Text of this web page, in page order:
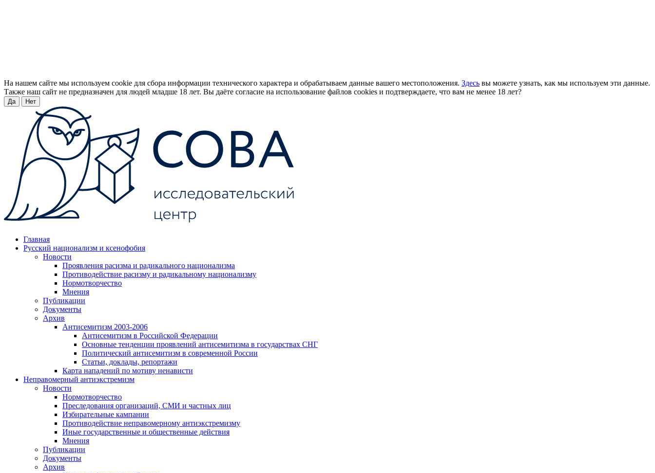
На нашем сайте мы используем cookie для сбора информации технического характера и обрабатываем данные вашего местоположения. Здесь вы можете узнать, как мы используем эти данные.
Также наш сайт не предназначен для людей младше 18 лет. Вы даёте согласие на использование файлов cookies и подтверждаете, что вам не менее 18 лет?
Да Нет
Главная
Русский национализм и ксенофобия
Новости
Проявления расизма и радикального национализма
Противодействие расизму и радикальному национализму
Нормотворчество
Мнения
Публикации
Документы
Архив
Антисемитизм 2003-2006
Антисемитизм в Российской Федерации
Основные тенденции проявлений антисемитизма в государствах СНГ
Политический антисемитизм в современной России
Статьи, доклады, репортажи
Карта нападений по мотиву ненависти
Неправомерный антиэкстремизм
Новости
Нормотворчество
Преследования организаций, СМИ и частных лиц
Избирательные кампании
Противодействие неправомерному антиэкстремизму
Иные государственные и общественные действия
Мнения
Публикации
Документы
Архив